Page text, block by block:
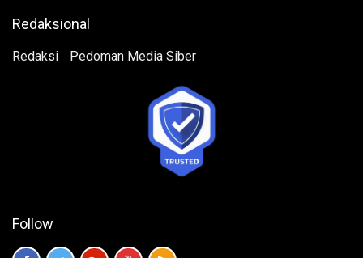
Redaksional
Redaksi Pedoman Media Siber
Follow